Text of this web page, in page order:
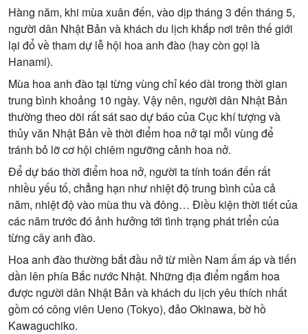
Hàng năm, khi mùa xuân đến, vào dịp tháng 3 đến tháng 5,
người dân Nhật Bản và khách du lịch khắp nơi trên thế giới
lại đổ về tham dự lễ hội hoa anh đào (hay còn gọi là
Hanami).
Mùa hoa anh đào tại từng vùng chỉ kéo dài trong thời gian
trung bình khoảng 10 ngày. Vậy nên, người dân Nhật Bản
thường theo dõi rất sát sao dự báo của Cục khí tượng và
thủy văn Nhật Bản về thời điểm hoa nở tại mỗi vùng để
tránh bỏ lỡ cơ hội chiêm ngưỡng cảnh hoa nở.
Để dự báo thời điểm hoa nở, người ta tính toán đến rất
nhiều yếu tố, chẳng hạn như nhiệt độ trung bình của cả
năm, nhiệt độ vào mùa thu và đông… Điều kiện thời tiết của
các năm trước đó ảnh hưởng tới tình trạng phát triển của
từng cây anh đào.
Hoa anh đào thường bắt đầu nở từ miền Nam ấm áp và tiến
dần lên phía Bắc nước Nhật. Những địa điểm ngắm hoa
được người dân Nhật Bản và khách du lịch yêu thích nhất
gồm có công viên Ueno (Tokyo), đảo Okinawa, bờ hồ
Kawaguchiko.